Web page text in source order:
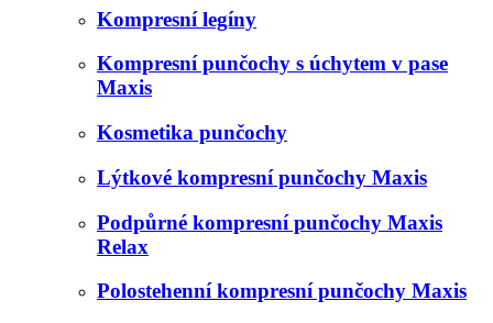
Kompresní legíny
Kompresní punčochy s úchytem v pase
Maxis
Kosmetika punčochy
Lýtkové kompresní punčochy Maxis
Podpůrné kompresní punčochy Maxis
Relax
Polostehenní kompresní punčochy Maxis